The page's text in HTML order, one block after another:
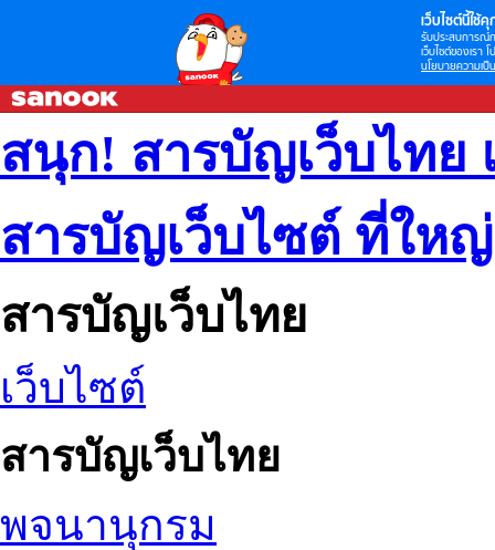
เว็บไซต์นี้ใช้คุ
รับประสบการณ์
เว็บไซต์ของเรา
นโยบายความเป็
สนุก! สารบัญเว็บไทย
สารบัญเว็บไซต์ ที่ให
สารบัญเว็บไทย
เว็บไซต์
สารบัญเว็บไทย
พจนานุกรม